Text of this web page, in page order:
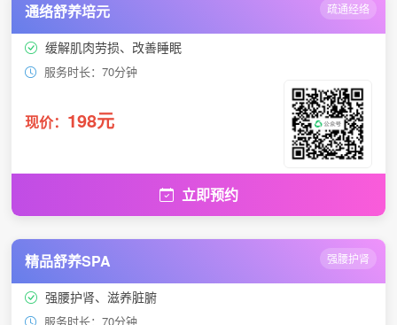
通络舒养培元 疏通经络
缓解肌肉劳损、改善睡眠
服务时长：70分钟
现价： 198元
立即预约
精品舒养SPA 强腰护肾
强腰护肾、滋养脏腑
服务时长：70分钟